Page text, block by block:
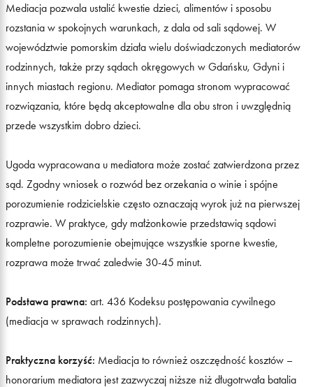
Mediacja pozwala ustalić kwestie dzieci, alimentów i sposobu
rozstania w spokojnych warunkach, z dala od sali sądowej. W
województwie pomorskim działa wielu doświadczonych mediatorów
rodzinnych, także przy sądach okręgowych w Gdańsku, Gdyni i
innych miastach regionu. Mediator pomaga stronom wypracować
rozwiązania, które będą akceptowalne dla obu stron i uwzględnią
przede wszystkim dobro dzieci.
Ugoda wypracowana u mediatora może zostać zatwierdzona przez
sąd. Zgodny wniosek o rozwód bez orzekania o winie i spójne
porozumienie rodzicielskie często oznaczają wyrok już na pierwszej
rozprawie. W praktyce, gdy małżonkowie przedstawią sądowi
kompletne porozumienie obejmujące wszystkie sporne kwestie,
rozprawa może trwać zaledwie 30-45 minut.
Podstawa prawna: art. 436 Kodeksu postępowania cywilnego
(mediacja w sprawach rodzinnych).
Praktyczna korzyść: Mediacja to również oszczędność kosztów –
honorarium mediatora jest zazwyczaj niższe niż długotrwała batalia